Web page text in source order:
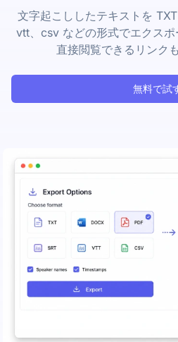
文字起こししたテキストを TXT
vtt、csv などの形式でエクス
直接閲覧できるリンク
無料で試